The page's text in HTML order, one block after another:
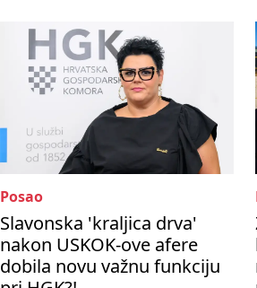
Posao
Slavonska 'kraljica drva'
nakon USKOK-ove afere
dobila novu važnu funkciju